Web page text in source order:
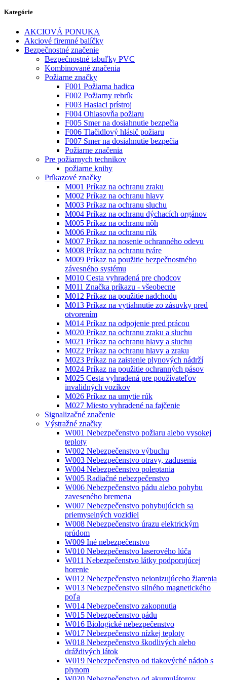
Kategórie
AKCIOVÁ PONUKA
Akciové firemné balíčky
Bezpečnostné značenie
Bezpečnostné tabuľky PVC
Kombinované značenia
Požiarne značky
F001 Požiarna hadica
F002 Požiarny rebrík
F003 Hasiaci prístroj
F004 Ohlasovňa požiaru
F005 Smer na dosiahnutie bezpečia
F006 Tlačidlový hlásič požiaru
F007 Smer na dosiahnutie bezpečia
Požiarne značenia
Pre požiarnych technikov
požiarne knihy
Príkazové značky
M001 Príkaz na ochranu zraku
M002 Príkaz na ochranu hlavy
M003 Príkaz na ochranu sluchu
M004 Príkaz na ochranu dýchacích orgánov
M005 Príkaz na ochranu nôh
M006 Príkaz na ochranu rúk
M007 Príkaz na nosenie ochranného odevu
M008 Príkaz na ochranu tváre
M009 Príkaz na použitie bezpečnostného
závesného systému
M010 Cesta vyhradená pre chodcov
M011 Značka príkazu - všeobecne
M012 Príkaz na použitie nadchodu
M013 Príkaz na vytiahnutie zo zásuvky pred
otvorením
M014 Príkaz na odpojenie pred prácou
M020 Príkaz na ochranu zraku a sluchu
M021 Príkaz na ochranu hlavy a sluchu
M022 Príkaz na ochranu hlavy a zraku
M023 Príkaz na zaistenie plynových nádrží
M024 Príkaz na použitie ochranných pásov
M025 Cesta vyhradená pre používateľov
invalidných vozíkov
M026 Príkaz na umytie rúk
M027 Miesto vyhradené na fajčenie
Signalizačné značenie
Výstražné značky
W001 Nebezpečenstvo požiaru alebo vysokej
teploty
W002 Nebezpečenstvo výbuchu
W003 Nebezpečenstvo otravy, zadusenia
W004 Nebezpečenstvo poleptania
W005 Radiačné nebezpečenstvo
W006 Nebezpečenstvo pádu alebo pohybu
zaveseného bremena
W007 Nebezpečenstvo pohybujúcich sa
priemyselných vozidiel
W008 Nebezpečenstvo úrazu elektrickým
prúdom
W009 Iné nebezpečenstvo
W010 Nebezpečenstvo laserového lúča
W011 Nebezpečenstvo látky podporujúcej
horenie
W012 Nebezpečenstvo neionizujúceho žiarenia
W013 Nebezpečenstvo silného magnetického
poľa
W014 Nebezpečenstvo zakopnutia
W015 Nebezpečenstvo pádu
W016 Biologické nebezpečenstvo
W017 Nebezpečenstvo nízkej teploty
W018 Nebezpečenstvo škodlivých alebo
dráždivých látok
W019 Nebezpečenstvo od tlakovýché nádob s
plynom